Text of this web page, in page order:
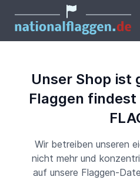
Unser Shop ist
Flaggen findest
Wir betreiben unseren
nicht mehr und
auf unsere Flaggen-